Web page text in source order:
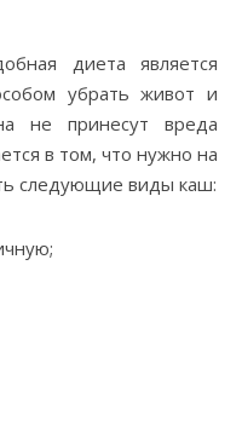
диета является
убрать живот и
не принесут вреда
в том, что нужно на
следующие виды каш: